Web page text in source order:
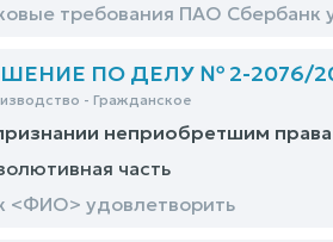
требования ПАО Сбербанк
ПО ДЕЛУ № 2-2076/
- Гражданское
неприобретшим
часть
<ФИО> удовлетворить